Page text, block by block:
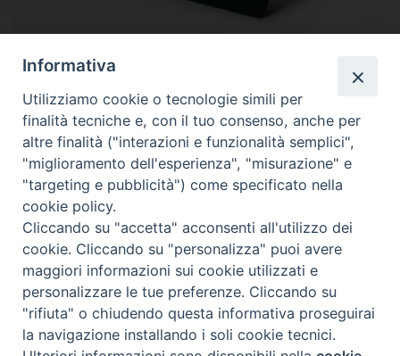
Diocesi
di Como
Informativa
Utilizziamo cookie o tecnologie simili per
finalità tecniche e, con il tuo consenso, anche per
altre finalità ("interazioni e funzionalità semplici",
"miglioramento dell'esperienza", "misurazione" e
"targeting e pubblicità") come specificato nella
cookie policy.
Cliccando su "accetta" acconsenti all'utilizzo dei
cookie. Cliccando su "personalizza" puoi avere
maggiori informazioni sui cookie utilizzati e
personalizzare le tue preferenze. Cliccando su
"rifiuta" o chiudendo questa informativa proseguirai
la navigazione installando i soli cookie tecnici.